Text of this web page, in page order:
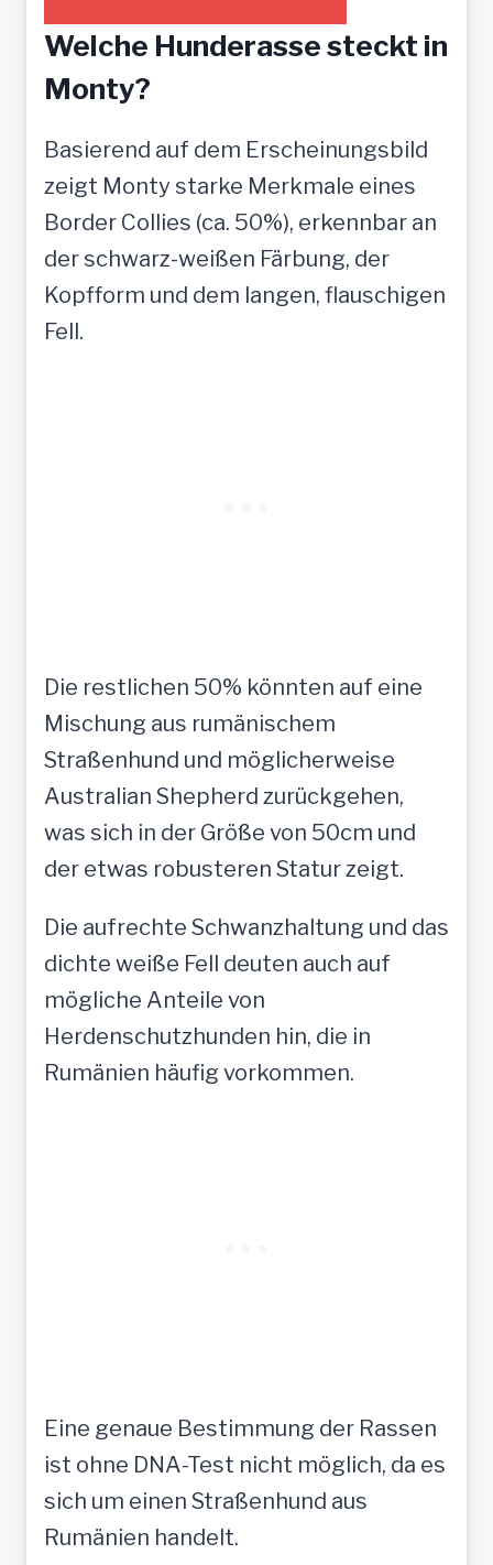
Welche Hunderasse steckt in
Monty?
Basierend auf dem Erscheinungsbild
zeigt Monty starke Merkmale eines
Border Collies (ca. 50%), erkennbar an
der schwarz-weißen Färbung, der
Kopfform und dem langen, flauschigen
Fell.
Die restlichen 50% könnten auf eine
Mischung aus rumänischem
Straßenhund und möglicherweise
Australian Shepherd zurückgehen,
was sich in der Größe von 50cm und
der etwas robusteren Statur zeigt.
Die aufrechte Schwanzhaltung und das
dichte weiße Fell deuten auch auf
mögliche Anteile von
Herdenschutzhunden hin, die in
Rumänien häufig vorkommen.
Eine genaue Bestimmung der Rassen
ist ohne DNA-Test nicht möglich, da es
sich um einen Straßenhund aus
Rumänien handelt.